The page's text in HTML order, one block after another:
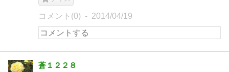
コメント(0) 2014/04/19
蒼１２２８